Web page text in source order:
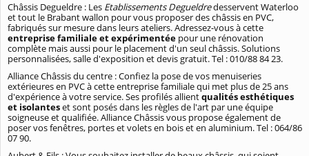
Châssis Degueldre : Les Etablissements Degueldredesservent Waterloo
et tout le Brabant wallon pour vous proposer des châssis en PVC,
fabriqués sur mesure dans leurs ateliers. Adressez-vous à cette
entreprise familiale et expérimentée pour une rénovation
complète mais aussi pour le placement d'un seul châssis. Solutions
personnalisées, salle d'exposition et devis gratuit. Tel : 010/88 84 23.
Alliance Châssis du centre : Confiez la pose de vos menuiseries
extérieures en PVC à cette entreprise familiale qui met plus de 25 ans
d'expérience à votre service. Ses profilés allientqualités esthétiques
et isolanteset sont posés dans les règles de l'art par une équipe
soigneuse et qualifiée. Alliance Châssis vous propose également de
poser vos fenêtres, portes et volets en bois et en aluminium. Tel : 064/86
07 90.